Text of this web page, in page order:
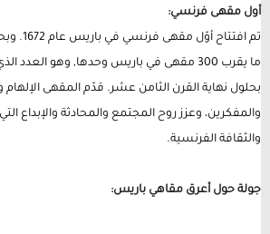
أول مقهى فرنسي:
بحلول نهاية القرن الثامن عشر. قدّم المقهى الإلهام
والمفكرين، وعزز روح المجتمع والمحادثة والإبداع
والثقافة الفرنسية.
جولة حول أعرق مقاهي باريس: